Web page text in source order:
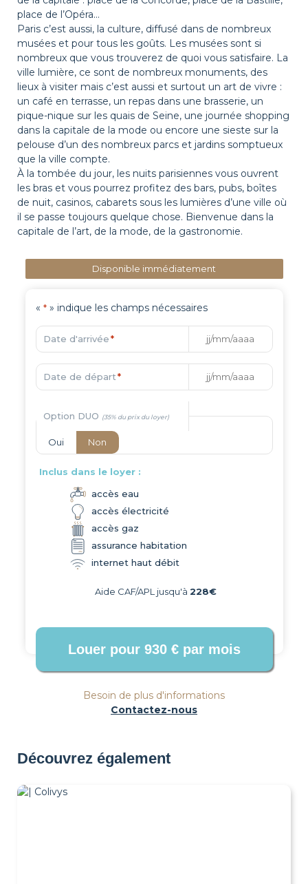
place de l’Opéra…
Paris c’est aussi, la culture, diffusé dans de nombreux
musées et pour tous les goûts. Les musées sont si
nombreux que vous trouverez de quoi vous satisfaire. La
ville lumière, ce sont de nombreux monuments, des
lieux à visiter mais c’est aussi et surtout un art de vivre :
un café en terrasse, un repas dans une brasserie, un
pique-nique sur les quais de Seine, une journée shopping
dans la capitale de la mode ou encore une sieste sur la
pelouse d’un des nombreux parcs et jardins somptueux
que la ville compte.
À la tombée du jour, les nuits parisiennes vous ouvrent
les bras et vous pourrez profitez des bars, pubs, boîtes
de nuit, casinos, cabarets sous les lumières d’une ville où
il se passe toujours quelque chose. Bienvenue dans la
capitale de l’art, de la mode, de la gastronomie.
Disponible immédiatement
« *» indique les champs nécessaires
Date d'arrivée *
Date de départ *
Option DUO
Oui Non
Inclus dans le loyer :
accès eau
accès électricité
accès gaz
assurance habitation
internet haut débit
Aide CAF/APL jusqu'à 228€
Besoin de plus d'informations
Contactez-nous
Découvrez également